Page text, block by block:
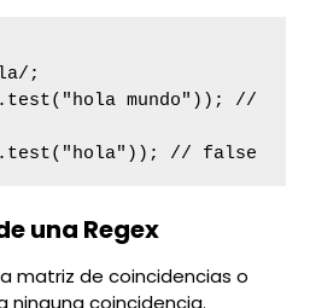
;
mundo")); //
// false
una Regex
matriz de coincidencias o
ninguna coincidencia.